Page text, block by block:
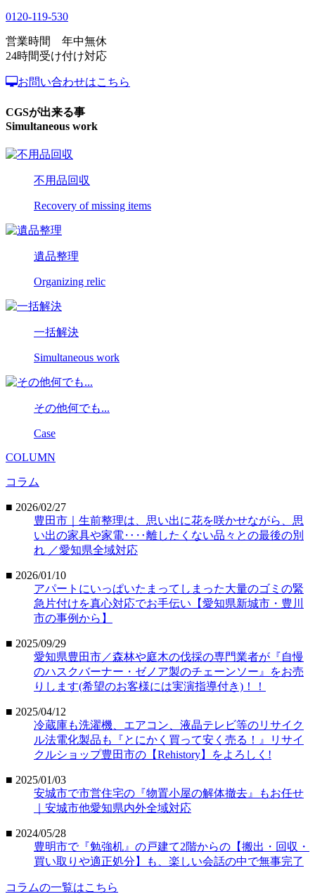
0120-119-530
営業時間 年中無休
24時間受け付け対応
お問い合わせはこちら
CGSが出来る事
Simultaneous work
不用品回収
Recovery of missing items
遺品整理
Organizing relic
一括解決
Simultaneous work
その他何でも...
Case
COLUMN
コラム
■ 2026/02/27
豊田市｜生前整理は、思い出に花を咲かせながら、思
い出の家具や家電‥‥離したくない品々との最後の別
れ ／愛知県全域対応
■ 2026/01/10
アパートにいっぱいたまってしまった大量のゴミの緊
急片付けを真心対応でお手伝い【愛知県新城市・豊川
市の事例から】
■ 2025/09/29
愛知県豊田市／森林や庭木の伐採の専門業者が『自慢
のハスクバーナー・ゼノア製のチェーンソー』をお売
りします(希望のお客様には実演指導付き)！！
■ 2025/04/12
冷蔵庫も洗濯機、エアコン、液晶テレビ等のリサイク
ル法電化製品も『とにかく買って安く売る！』リサイ
クルショップ豊田市の【Rehistory】をよろしく!
■ 2025/01/03
安城市で市営住宅の『物置小屋の解体撤去』もお任せ
｜安城市他愛知県内外全域対応
■ 2024/05/28
豊明市で『勉強机』の戸建て2階からの【搬出・回収・
買い取りや適正処分】も、楽しい会話の中で無事完了
コラムの一覧はこちら